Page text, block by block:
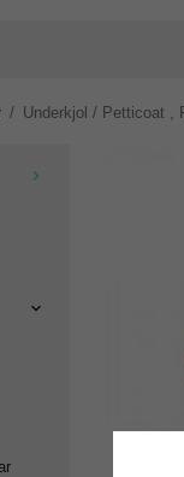
/ Underkjol / Petticoat ,